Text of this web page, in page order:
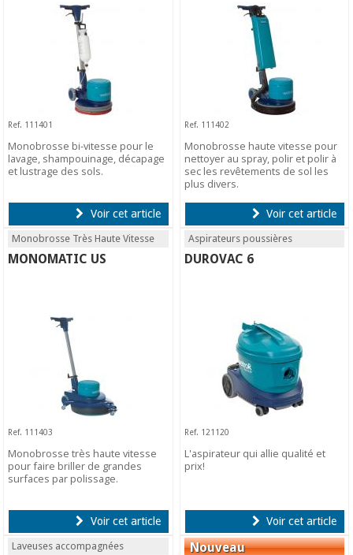
Ref. 111401
Monobrosse bi-vitesse pour le
lavage, shampouinage, décapage
et lustrage des sols.
Voir cet article
Ref. 111402
Monobrosse haute vitesse pour
nettoyer au spray, polir et polir à
sec les revêtements de sol les
plus divers.
Voir cet article
Monobrosse Très Haute Vitesse
MONOMATIC US
Ref. 111403
Monobrosse très haute vitesse
pour faire briller de grandes
surfaces par polissage.
Voir cet article
Aspirateurs poussières
DUROVAC 6
Ref. 121120
L'aspirateur qui allie qualité et
prix!
Voir cet article
Laveuses accompagnées